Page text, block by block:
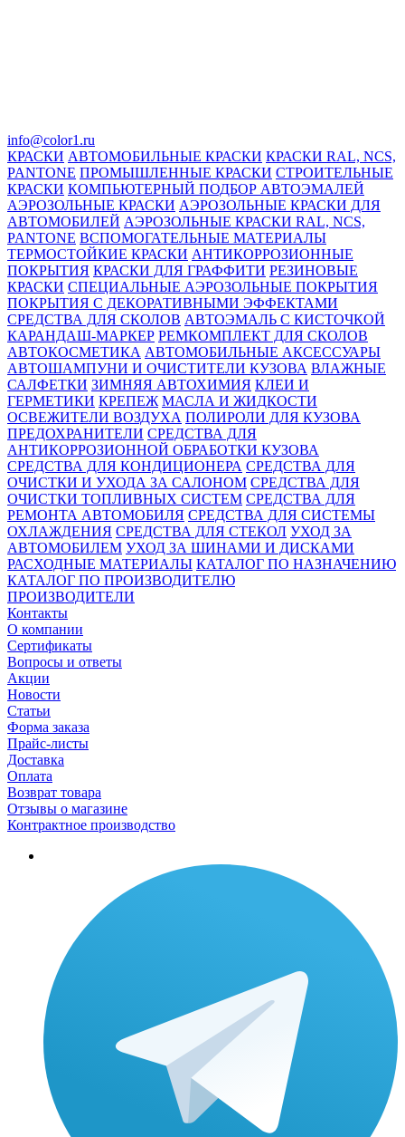
info@color1.ru
КРАСКИ АВТОМОБИЛЬНЫЕ КРАСКИ КРАСКИ RAL, NCS,
PANTONE ПРОМЫШЛЕННЫЕ КРАСКИ СТРОИТЕЛЬНЫЕ
КРАСКИ КОМПЬЮТЕРНЫЙ ПОДБОР АВТОЭМАЛЕЙ
АЭРОЗОЛЬНЫЕ КРАСКИ АЭРОЗОЛЬНЫЕ КРАСКИ ДЛЯ
АВТОМОБИЛЕЙ АЭРОЗОЛЬНЫЕ КРАСКИ RAL, NCS,
PANTONE ВСПОМОГАТЕЛЬНЫЕ МАТЕРИАЛЫ
ТЕРМОСТОЙКИЕ КРАСКИ АНТИКОРРОЗИОННЫЕ
ПОКРЫТИЯ КРАСКИ ДЛЯ ГРАФФИТИ РЕЗИНОВЫЕ
КРАСКИ СПЕЦИАЛЬНЫЕ АЭРОЗОЛЬНЫЕ ПОКРЫТИЯ
ПОКРЫТИЯ С ДЕКОРАТИВНЫМИ ЭФФЕКТАМИ
СРЕДСТВА ДЛЯ СКОЛОВ АВТОЭМАЛЬ С КИСТОЧКОЙ
КАРАНДАШ-МАРКЕР РЕМКОМПЛЕКТ ДЛЯ СКОЛОВ
АВТОКОСМЕТИКА АВТОМОБИЛЬНЫЕ АКСЕССУАРЫ
АВТОШАМПУНИ И ОЧИСТИТЕЛИ КУЗОВА ВЛАЖНЫЕ
САЛФЕТКИ ЗИМНЯЯ АВТОХИМИЯ КЛЕИ И
ГЕРМЕТИКИ КРЕПЕЖ МАСЛА И ЖИДКОСТИ
ОСВЕЖИТЕЛИ ВОЗДУХА ПОЛИРОЛИ ДЛЯ КУЗОВА
ПРЕДОХРАНИТЕЛИ СРЕДСТВА ДЛЯ
АНТИКОРРОЗИОННОЙ ОБРАБОТКИ КУЗОВА
СРЕДСТВА ДЛЯ КОНДИЦИОНЕРА СРЕДСТВА ДЛЯ
ОЧИСТКИ И УХОДА ЗА САЛОНОМ СРЕДСТВА ДЛЯ
ОЧИСТКИ ТОПЛИВНЫХ СИСТЕМ СРЕДСТВА ДЛЯ
РЕМОНТА АВТОМОБИЛЯ СРЕДСТВА ДЛЯ СИСТЕМЫ
ОХЛАЖДЕНИЯ СРЕДСТВА ДЛЯ СТЕКОЛ УХОД ЗА
АВТОМОБИЛЕМ УХОД ЗА ШИНАМИ И ДИСКАМИ
РАСХОДНЫЕ МАТЕРИАЛЫ КАТАЛОГ ПО НАЗНАЧЕНИЮ
КАТАЛОГ ПО ПРОИЗВОДИТЕЛЮ
ПРОИЗВОДИТЕЛИ
Контакты
О компании
Сертификаты
Вопросы и ответы
Акции
Новости
Статьи
Форма заказа
Прайс-листы
Доставка
Оплата
Возврат товара
Отзывы о магазине
Контрактное производство